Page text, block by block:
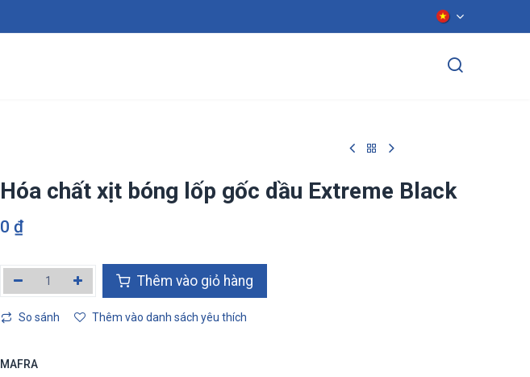
Hóa chất xịt bóng lốp gốc dầu Extreme Black
0 ₫
Thêm vào giỏ hàn​​​​g
So sánh Thêm vào danh sách yêu thích
MAFRA